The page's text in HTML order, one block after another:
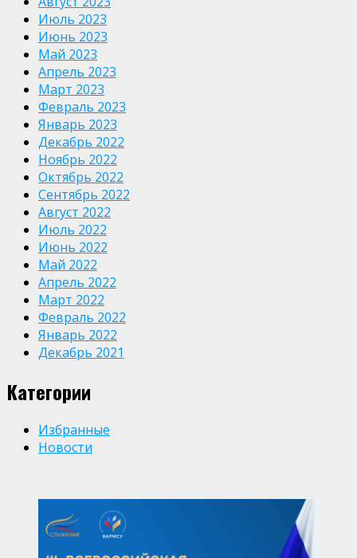
Июль 2023
Июнь 2023
Май 2023
Апрель 2023
Март 2023
Февраль 2023
Январь 2023
Декабрь 2022
Ноябрь 2022
Октябрь 2022
Сентябрь 2022
Август 2022
Июль 2022
Июнь 2022
Май 2022
Апрель 2022
Март 2022
Февраль 2022
Январь 2022
Декабрь 2021
Категории
Избранные
Новости